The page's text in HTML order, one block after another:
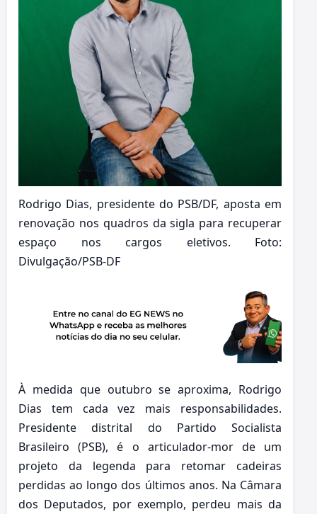
Rodrigo Dias, presidente do PSB/DF, aposta em
renovação nos quadros da sigla para recuperar
espaço nos cargos eletivos. Foto:
Divulgação/PSB-DF
À medida que outubro se aproxima, Rodrigo
Dias tem cada vez mais responsabilidades.
Presidente distrital do Partido Socialista
Brasileiro (PSB), é o articulador-mor de um
projeto da legenda para retomar cadeiras
perdidas ao longo dos últimos anos. Na Câmara
dos Deputados, por exemplo, perdeu mais da